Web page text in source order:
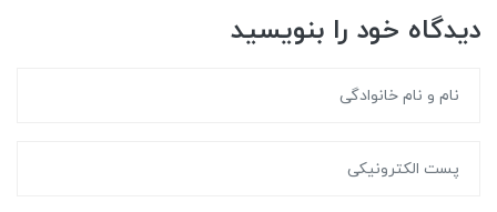
دیدگاه خود را بنویسید